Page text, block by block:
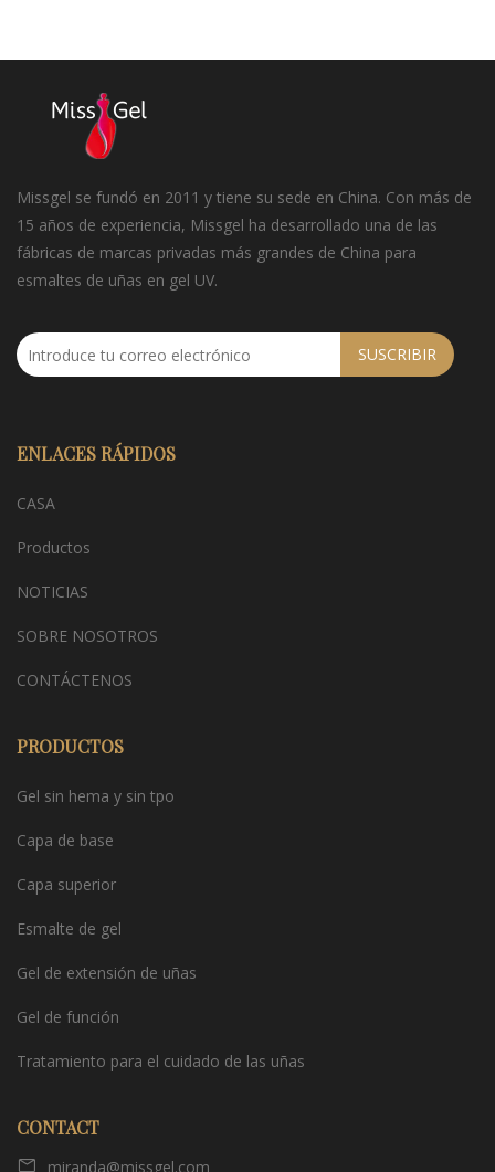
Missgel se fundó en 2011 y tiene su sede en China. Con más de
15 años de experiencia, Missgel ha desarrollado una de las
fábricas de marcas privadas más grandes de China para
esmaltes de uñas en gel UV.
SUSCRIBIR
ENLACES RÁPIDOS
CASA
Productos
NOTICIAS
SOBRE NOSOTROS
CONTÁCTENOS
PRODUCTOS
Gel sin hema y sin tpo
Capa de base
Capa superior
Esmalte de gel
Gel de extensión de uñas
Gel de función
Tratamiento para el cuidado de las uñas
CONTACT
miranda@missgel.com